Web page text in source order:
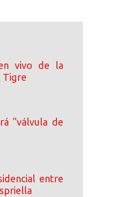
vivo de la
Tigre
"válvula de
entre